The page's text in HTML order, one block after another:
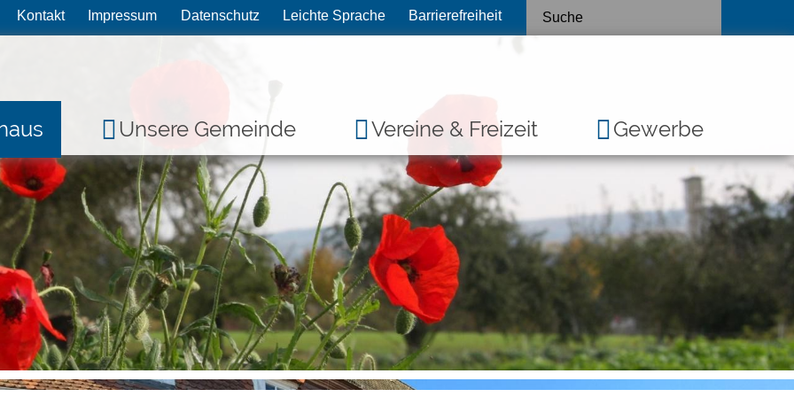
Kontakt Impressum Datenschutz Leichte Sprache Barrierefreiheit
Unsere Gemeinde Vereine & Freizeit Gewerbe